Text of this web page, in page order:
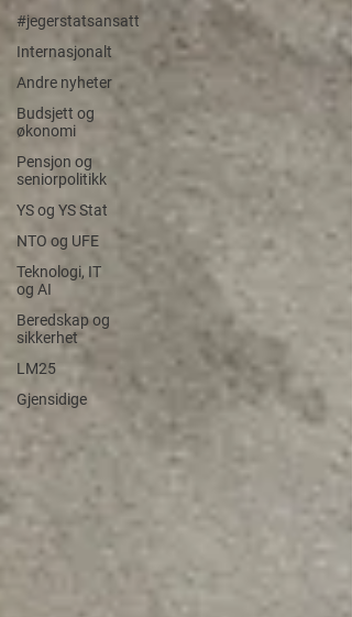
#jegerstatsansatt
Internasjonalt
Andre nyheter
Budsjett og
økonomi
Pensjon og
seniorpolitikk
YS og YS Stat
NTO og UFE
Teknologi, IT
og AI
Beredskap og
sikkerhet
LM25
Gjensidige